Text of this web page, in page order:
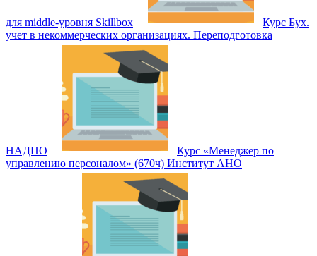
для middle-уровня Skillbox
Курс Бух.
учет в некоммерческих организациях. Переподготовка
НАДПО
Курс «Менеджер по
управлению персоналом» (670ч) Институт АНО